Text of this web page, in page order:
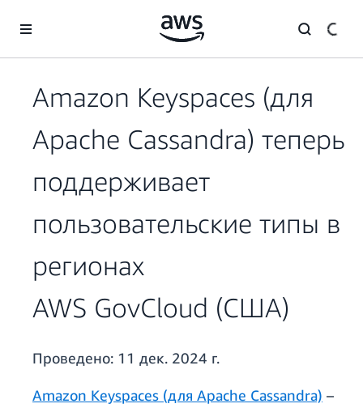
Перейти к главному контенту
Amazon Keyspaces (для
Apache Cassandra) теперь
поддерживает
пользовательские типы в
регионах
AWS GovCloud (США)
Проведено: 11 дек. 2024 г.
Amazon Keyspaces (для Apache Cassandra) –